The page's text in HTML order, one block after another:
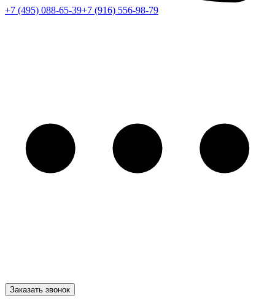
+7 (495) 088-65-39+7 (916) 556-98-79
Заказать звонок